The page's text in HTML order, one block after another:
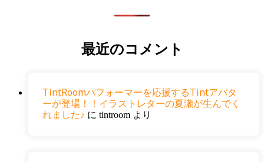
最近のコメント
TintRoomパフォーマーを応援するTintアバタ
ーが登場！！イラストレターの夏瀬が生んでく
れました♪ に tintroom より